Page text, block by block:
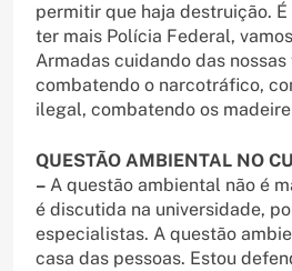
permitir que haja destruição.
ter mais Polícia Federal,
Armadas cuidando das
combatendo o narcotráfico,
ilegal, combatendo os
QUESTÃO AMBIENTAL NO
– A questão ambiental não é
é discutida na universidade,
especialistas. A questão
casa das pessoas. Estou